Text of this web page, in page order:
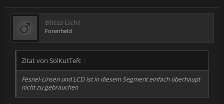
Blitzz-Licht
Forenheld
Zitat von SolKutTeR: ↑
Fesnel-Linsen und LCD ist in diesem Segment einfach überhaupt
nicht zu gebrauchen